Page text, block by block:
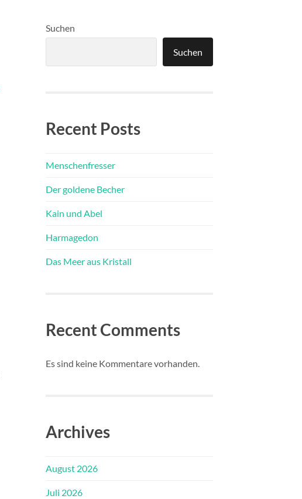
Suchen
Suchen
Recent Posts
Menschenfresser
Der goldene Becher
Kain und Abel
Harmagedon
Das Meer aus Kristall
Recent Comments
Es sind keine Kommentare vorhanden.
Archives
August 2026
Juli 2026